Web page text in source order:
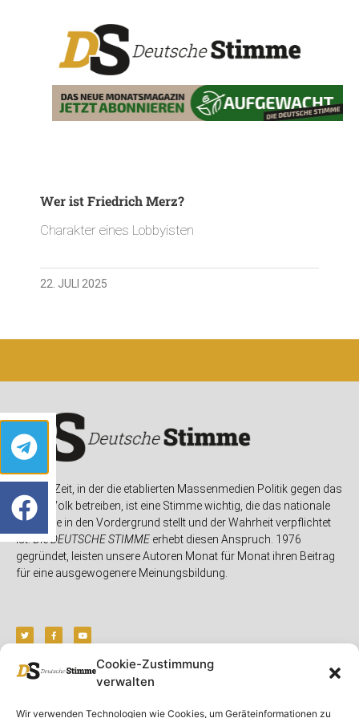
Cookie-Zustimmung
verwalten
Wir verwenden Technologien wie Cookies, um Geräteinformationen zu
Wer ist Friedrich Merz?
Charakter eines Lobbyisten
22. JULI 2025
In einer Zeit, in der die etablierten Massenmedien Politik gegen das
eigene Volk betreiben, ist eine Stimme wichtig, die das nationale
Interesse in den Vordergrund stellt und der Wahrheit verpflichtet
ist. DieDEUTSCHE STIMMEerhebt diesen Anspruch. 1976
gegründet, leisten unsere Autoren Monat für Monat ihren Beitrag
für eine ausgewogenere Meinungsbildung.
Unser Magazin Rubriken